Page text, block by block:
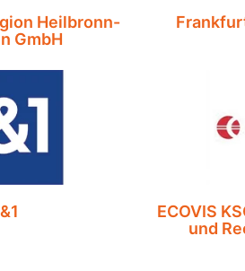
Heilbronn-
GmbH
ECOVIS
und